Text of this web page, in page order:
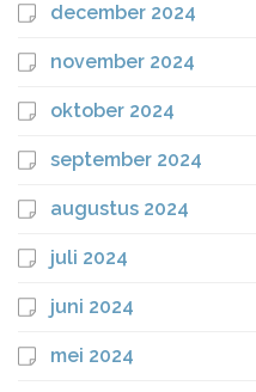
december 2024
november 2024
oktober 2024
september 2024
augustus 2024
juli 2024
juni 2024
mei 2024